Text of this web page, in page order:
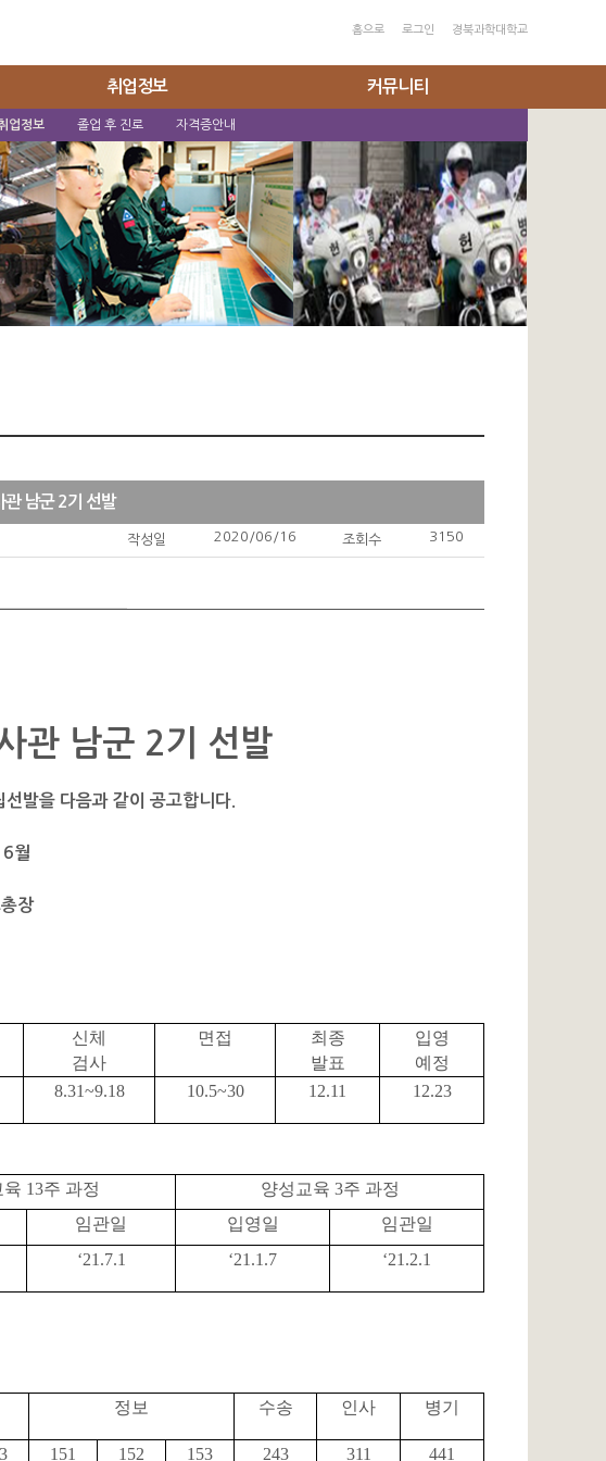
홈으로 로그인 경북과학대학교
취업정보
업정보 졸업 후 진로 자격증안내
커뮤니티
남군 2기 선발
작성일 2020/06/16 조회수 3150
관 남군 2기 선발
발을 다음과 같이 공고합니다.
월
장
신체
검사
면접
최종
발표
입영
예정
8.31~9.18 10.5~30 12.11 12.23
육 13주 과정 양성교육 3주 과정
임관일 입영일
임관일
‘21.7.1 ‘21.1.7 ‘21.2.1
정보 수송 인사 병기
151 152 153 243 311 441